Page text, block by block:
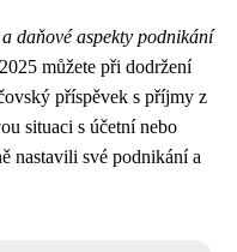
daňové aspekty podnikání
můžete při dodržení
příspěvek s příjmy z
situaci s účetní nebo
nastavili své podnikání a